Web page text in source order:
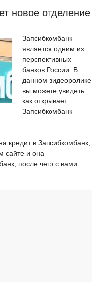
новое отделение
Запсибкомбанк
является одним из
перспективных
банков России. В
данном видеоролике
вы можете увидеть
как открывает
Запсибкомбанк
кредит в Запсибкомбанк,
сайте и она
после чего с вами